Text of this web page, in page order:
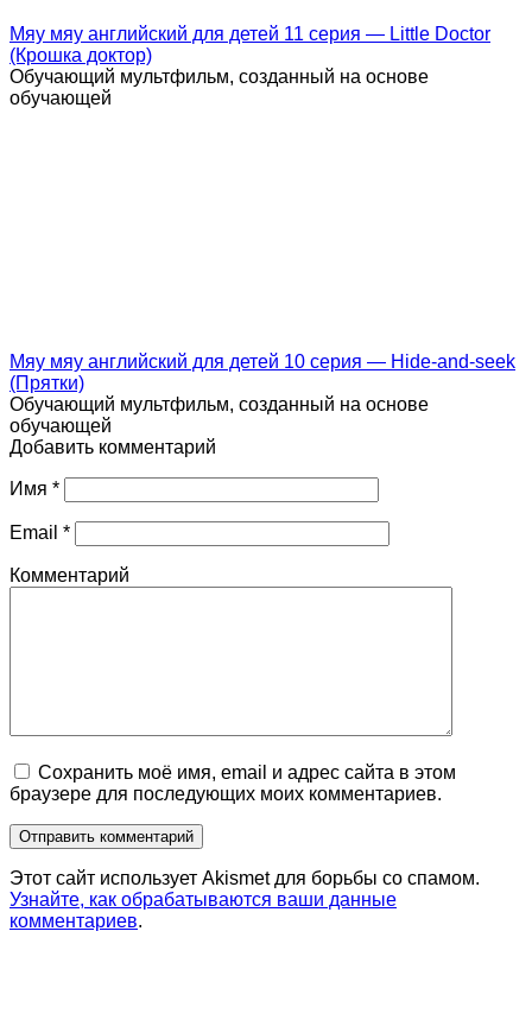
Мяу мяу английский для детей 11 серия — Little Doctor
(Крошка доктор)
Обучающий мультфильм, созданный на основе
обучающей
Мяу мяу английский для детей 10 серия — Hide-and-seek
(Прятки)
Обучающий мультфильм, созданный на основе
обучающей
Добавить комментарий
Имя *
Email *
Комментарий
Сохранить моё имя, email и адрес сайта в этом
браузере для последующих моих комментариев.
Этот сайт использует Akismet для борьбы со спамом.
Узнайте, как обрабатываются ваши данные
комментариев.